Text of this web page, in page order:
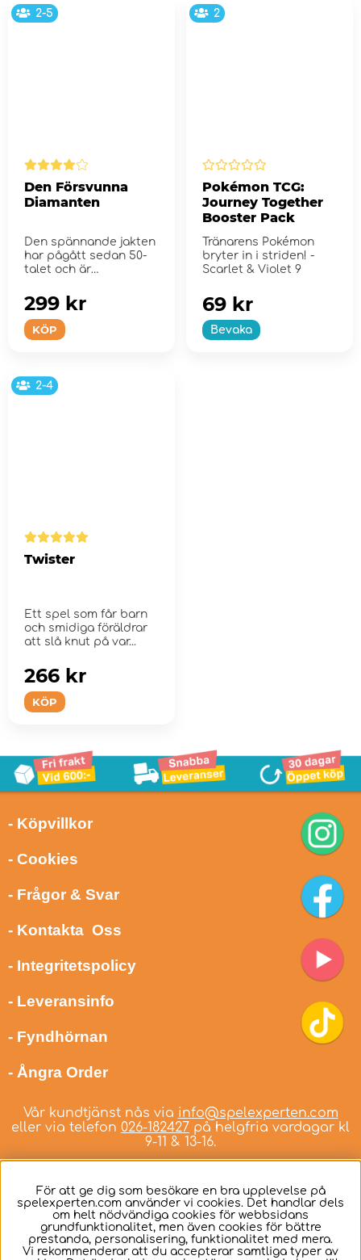
2-5
Den Försvunna
Diamanten
Den spännande jakten
har pågått sedan 50-
talet och är
KÖP
299 kr
2
Pokémon TCG:
Journey Together
Booster Pack
Tränarens Pokémon
bryter in i striden! -
Scarlet & Violet 9
Bevaka
69 kr
2-4
Twister
Ett spel som får barn
och smidiga föräldrar
att slå knut på var...
KÖP
266 kr
- Köpvillkor
- Cookies
- Frågor & Svar
- Kontakta Oss
- Integritetspolicy
- Leveransinfo
- Fyndhörnan
- Ångra Order
Vår kundtjänst nås via info@spelexperten.com
eller via telefon 026-182427 på helgfria vardagar kl
9-11 & 13-16.
Svenska
För att ge dig som besökare en bra upplevelse på
spelexperten.com använder vi cookies. Det handlar dels
om helt nödvändiga cookies för webbsidans
grundfunktionalitet, men även cookies för bättre
prestanda, personalisering, funktionalitet med mera.
Vi rekommenderar att du accepterar samtliga typer av